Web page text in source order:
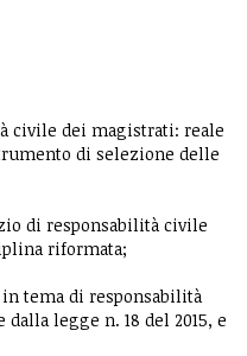
civile dei magistrati: reale
di selezione delle
di responsabilità civile
riformata;
tema di responsabilità
legge n. 18 del 2015, e